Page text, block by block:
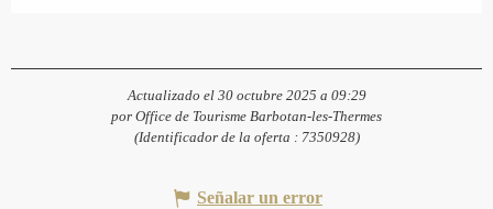
Actualizado el 30 octubre 2025 a 09:29
por Office de Tourisme Barbotan-les-Thermes
(Identificador de la oferta : 7350928)
Señalar un error